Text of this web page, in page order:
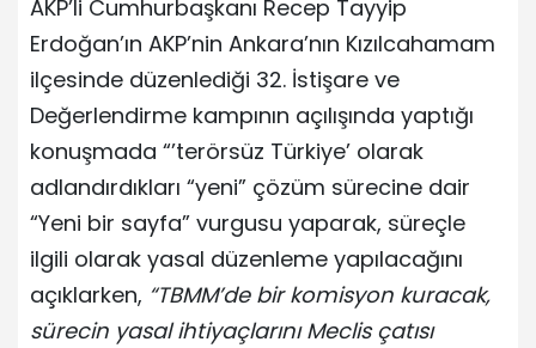
AKP’li Cumhurbaşkanı Recep Tayyip
Erdoğan’ın AKP’nin Ankara’nın Kızılcahamam
ilçesinde düzenlediği 32. İstişare ve
Değerlendirme kampının açılışında yaptığı
konuşmada “’terörsüz Türkiye’ olarak
adlandırdıkları “yeni” çözüm sürecine dair
“Yeni bir sayfa” vurgusu yaparak, süreçle
ilgili olarak yasal düzenleme yapılacağını
açıklarken, “TBMM’de bir komisyon kuracak,
sürecin yasal ihtiyaçlarını Meclis çatısı